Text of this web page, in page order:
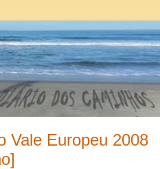
Vale Europeu 2008